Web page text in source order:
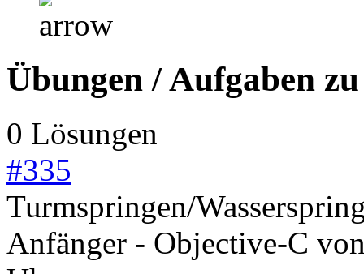
Übungen / Aufgaben
0 Lösungen
#335
Turmspringen/
Anfänger - Objective-C